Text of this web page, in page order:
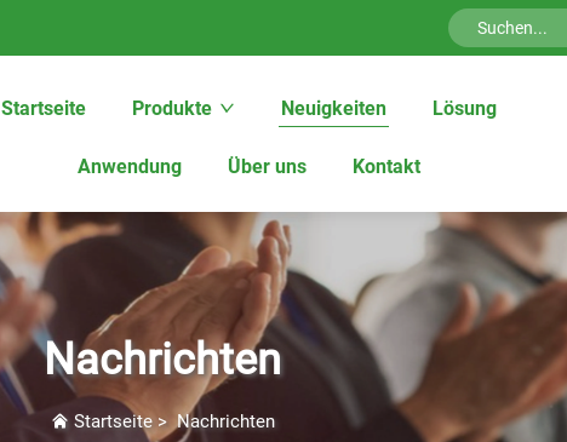
Startseite Produkte Neuigkeiten Lösung
Anwendung Über uns Kontakt
Nachrichten
Startseite> Nachrichten